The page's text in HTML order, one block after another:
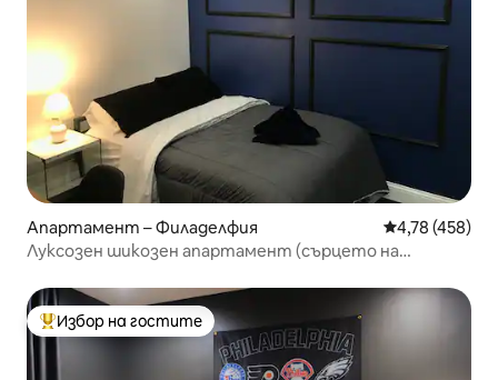
Апартамент – Филаделфия Средна
4,78 (458)
Луксозен шикозен апартамент (сърцето на
Най-популярен избор на гостите
Избор на гостите